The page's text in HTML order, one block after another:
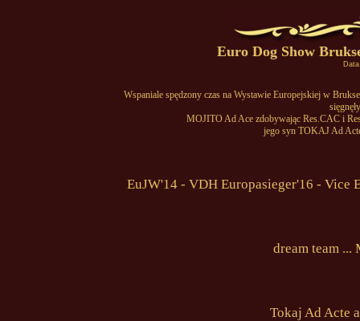
Euro Dog Show
Wspaniale spędzony czas na Wystawie Europejskiej w
MOJITO Ad Ace zdobywając Res.CAC i
jego syn TOKAJ Ad
EuJW'14 - VDH Europasieger'16 - Vice
dream team ...
Tokaj Ad Acte